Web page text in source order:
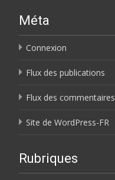
Méta
Connexion
Flux des publications
Flux des commentaires
Site de WordPress-FR
Rubriques